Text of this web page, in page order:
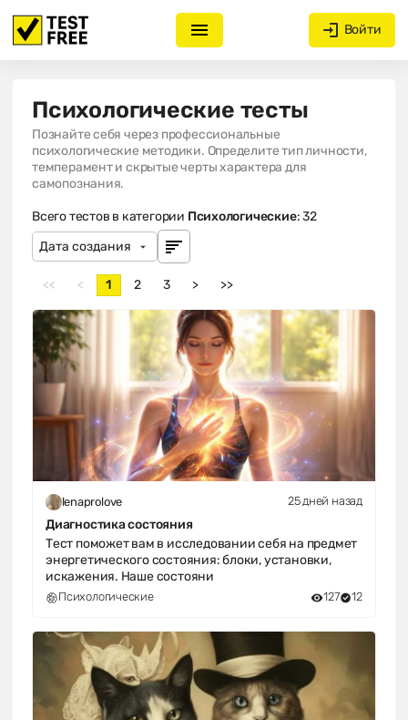
Войти
Психологические тесты
Познайте себя через профессиональные
психологические методики. Определите тип личности,
темперамент и скрытые черты характера для
самопознания.
Всего тестов в категории Психологические: 32
<< < 1 2 3 > >>
lenaprolove 25 дней назад
Диагностика состояния
Тест поможет вам в исследовании себя на предмет
энергетического состояния: блоки, установки,
искажения. Наше состояни
Психологические 127 12